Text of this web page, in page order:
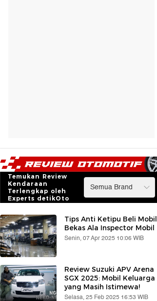
Temukan Review
Kendaraan
Terlengkap oleh
Experts detikOto
Tips Anti Ketipu Beli Mobil
Bekas Ala Inspector Mobil
Senin, 07 Apr 2025 10:06 WIB
Review Suzuki APV Arena
SGX 2025: Mobil Keluarga
yang Masih Istimewa!
Selasa, 25 Feb 2025 16:53 WIB